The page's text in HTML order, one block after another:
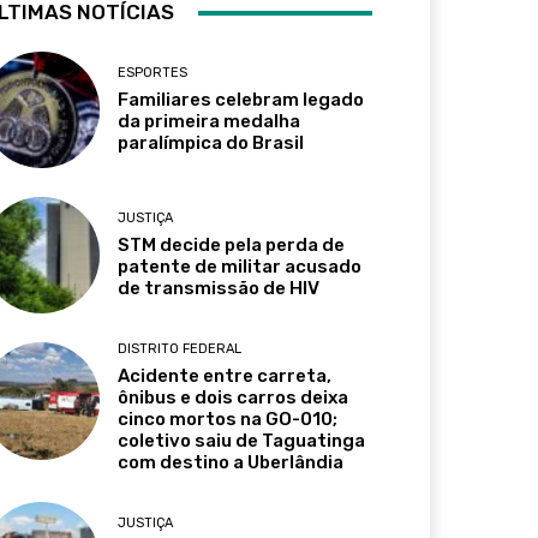
NOTÍCIAS
ESPORTES
Familiares celebram legado
da primeira medalha
paralímpica do Brasil
JUSTIÇA
STM decide pela perda de
patente de militar acusado
de transmissão de HIV
DISTRITO FEDERAL
Acidente entre carreta,
ônibus e dois carros deixa
cinco mortos na GO-010;
coletivo saiu de Taguatinga
com destino a Uberlândia
JUSTIÇA